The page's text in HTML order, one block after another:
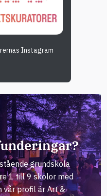
Instagram
grundskola
1 till 9 skolor med
vår profil är Art &